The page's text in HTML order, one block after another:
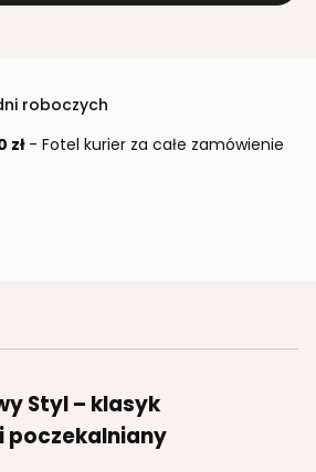
roboczych
zł - Fotel kurier za całe zamówienie
Styl – klasyk
poczekalniany